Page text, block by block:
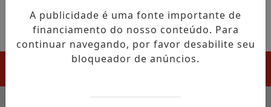
A publicidade é uma fonte importante de
financiamento do nosso conteúdo. Para
continuar navegando, por favor desabilite seu
bloqueador de anúncios.